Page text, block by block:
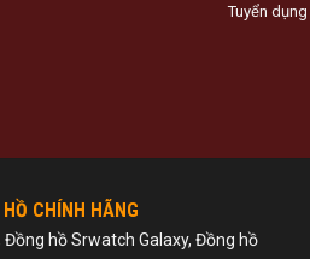
Tuyển dụng
CHÍNH HÃNG
hồ Srwatch Galaxy, Đồng hồ